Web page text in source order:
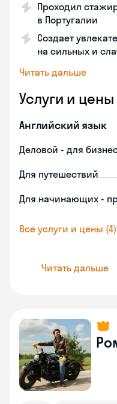
Проходил
в Португалии
Создает
на сильных и
Читать дальше
Услуги и цены
Английский язык
Деловой - для
Для путешествий
Для начинающих -
Все услуги и цены (4)
Читать дальше